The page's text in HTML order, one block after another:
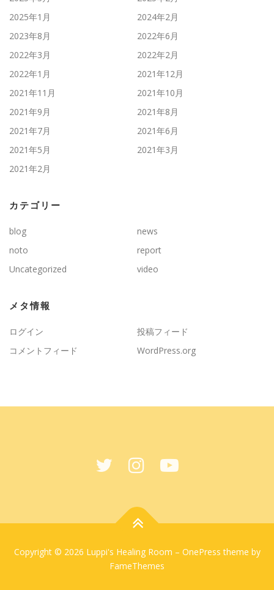
2025年1月
2024年2月
2023年8月
2022年6月
2022年3月
2022年2月
2022年1月
2021年12月
2021年11月
2021年10月
2021年9月
2021年8月
2021年7月
2021年6月
2021年5月
2021年3月
2021年2月
カテゴリー
blog
news
noto
report
Uncategorized
video
メタ情報
ログイン
投稿フィード
コメントフィード
WordPress.org
Copyright © 2026 Luppi's Healing Room – OnePress theme by
FameThemes